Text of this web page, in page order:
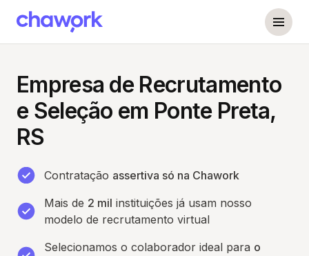
Empresa de Recrutamento
e Seleção em Ponte Preta,
RS
Contratação assertiva só na Chawork
Mais de 2 mil instituições já usam nosso
modelo de recrutamento virtual
Selecionamos o colaborador ideal para o